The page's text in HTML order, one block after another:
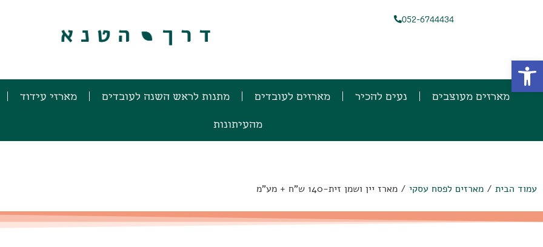
052-6744434
מארזים מעוצבים נעים להכיר מארזים לעובדים מתנות לראש השנה לעובדים מארזי עידוד
מהעיתונות
עמוד הבית / מארזים לפסח עסקי / מארז יין ושמן זית-140 ש"ח + מע"מ
פתח סרגל נגישות